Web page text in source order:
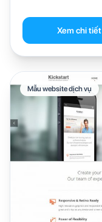
Xem chi tiết
Mẫu website dịch vụ